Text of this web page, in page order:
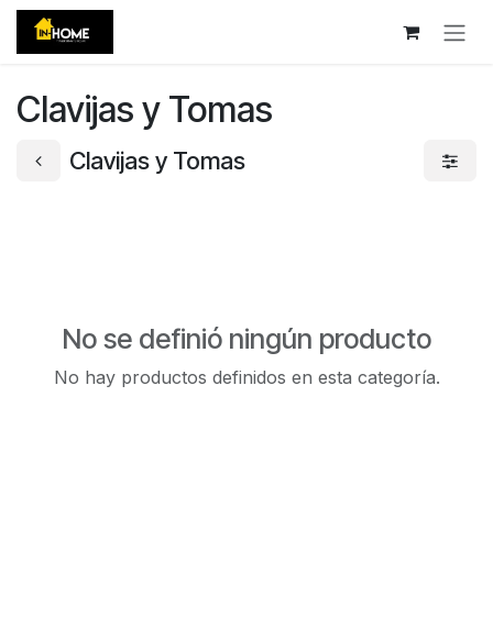
Ir al contenido
Clavijas y Tomas
Clavijas y Tomas
No se definió ningún producto
No hay productos definidos en esta categoría.